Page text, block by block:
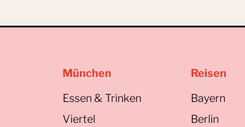
München
Essen & Trinken
Viertel
Reisen
Bayern
Berlin